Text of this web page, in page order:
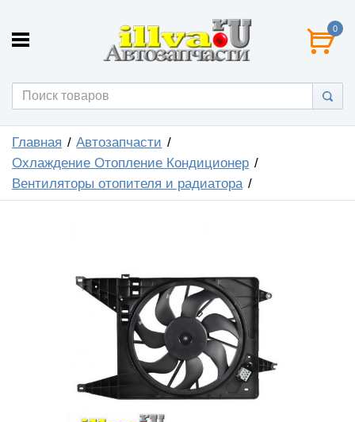
0
Главная
Автозапчасти
Охлаждение Отопление Кондиционер
Вентиляторы отопителя и радиатора